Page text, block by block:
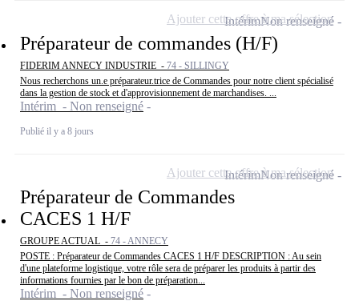
Préparateur de commandes (H/F)
FIDERIM ANNECY INDUSTRIE - 74 - SILLINGY
Nous recherchons un.e préparateur.trice de Commandes pour notre client spécialisé
dans la gestion de stock et d'approvisionnement de marchandises. ...
Intérim - Non renseigné
Publié il y a 8 jours
IntérimNon renseigné
Ajouter cette offre à ma sélection
Préparateur de Commandes
CACES 1 H/F
GROUPE ACTUAL - 74 - ANNECY
POSTE : Préparateur de Commandes CACES 1 H/F DESCRIPTION : Au sein
d'une plateforme logistique, votre rôle sera de préparer les produits à partir des
informations fournies par le bon de préparation...
Intérim - Non renseigné
IntérimNon renseigné
Ajouter cette offre à ma sélection